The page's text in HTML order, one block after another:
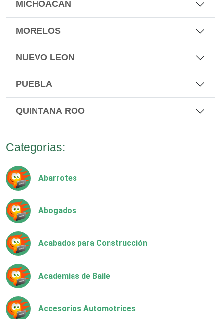
MICHOACAN
MORELOS
NUEVO LEON
PUEBLA
QUINTANA ROO
Categorías:
Abarrotes
Abogados
Acabados para Construcción
Academias de Baile
Accesorios Automotrices